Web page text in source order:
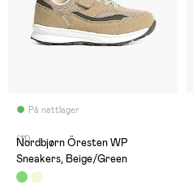
På nettlager
(11)
Nordbjørn Öresten WP
Sneakers, Beige/Green